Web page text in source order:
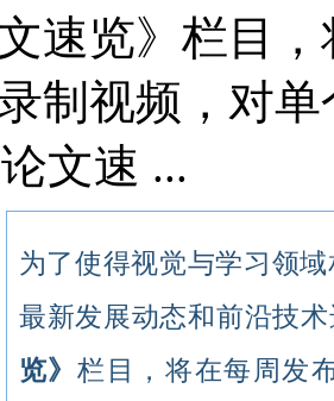
速览》栏目
制视频，对
文速 ...
为了使得视觉与学习领
最新发展动态和前沿技
览》栏目，将在每周发